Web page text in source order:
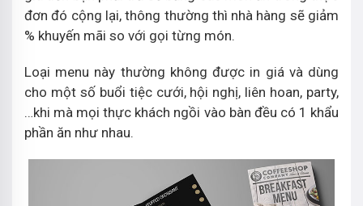
đơn đó cộng lại, thông thường thì nhà hàng sẽ giảm
% khuyến mãi so với gọi từng món.
Loại menu này thường không được in giá và dùng
cho một số buổi tiệc cưới, hội nghị, liên hoan, party,
…khi mà mọi thực khách ngồi vào bàn đều có 1 khẩu
phần ăn như nhau.